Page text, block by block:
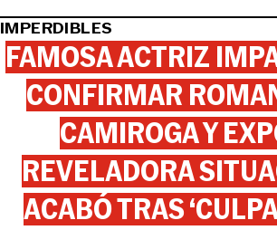
IMPERDIBLES
FAMOSA ACTRIZ
CONFIRMAR
CAMIROGA Y
REVELADORA
ACABÓ TRAS